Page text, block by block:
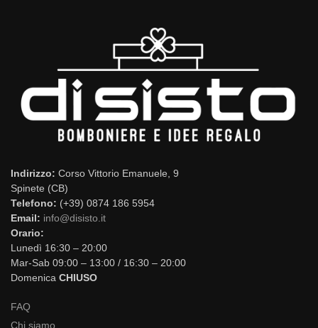
Indirizzo: Corso Vittorio Emanuele, 9
Spinete (CB)
Telefono: (+39) 0874 186 5954
Email: info@disisto.it
Orario:
Lunedì 16:30 – 20:00
Mar-Sab 09:00 – 13:00 / 16:30 – 20:00
Domenica CHIUSO
FAQ
Chi siamo